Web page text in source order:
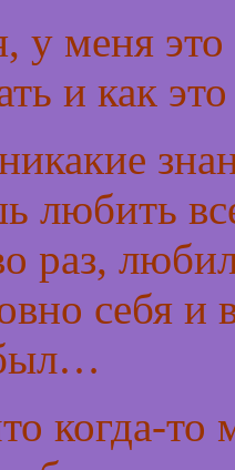
у меня
и как
любить
раз,
себя
когда-то